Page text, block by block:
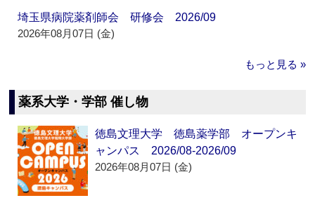
埼玉県病院薬剤師会 研修会 2026/09
2026年08月07日 (金)
もっと見る »
薬系大学・学部 催し物
徳島文理大学 徳島薬学部 オープンキ
ャンパス 2026/08-2026/09
2026年08月07日 (金)